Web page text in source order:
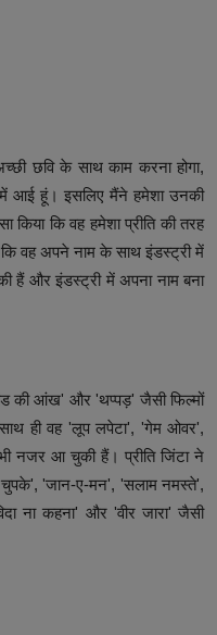
छवि के साथ काम करना होगा,
आई हूं। इसलिए मैंने हमेशा उनकी
कि वह हमेशा प्रीति की तरह
वह अपने नाम के साथ इंडस्ट्री में
हैं और इंडस्ट्री में अपना नाम बना
की आंख' और 'थप्पड़' जैसी फिल्मों
ही वह 'लूप लपेटा', 'गेम ओवर',
नजर आ चुकी हैं। प्रीति जिंटा ने
चुपके', 'जान-ए-मन', 'सलाम नमस्ते',
ना कहना' और 'वीर जारा' जैसी